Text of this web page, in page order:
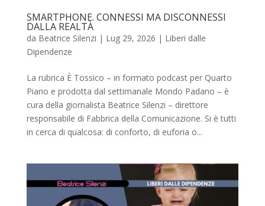
SMARTPHONE. CONNESSI MA DISCONNESSI
DALLA REALTÀ
da Beatrice Silenzi | Lug 29, 2026 | Liberi dalle
Dipendenze
La rubrica È Tossico – in formato podcast per Quarto
Piano e prodotta dal settimanale Mondo Padano – è
cura della giornalista Beatrice Silenzi – direttore
responsabile di Fabbrica della Comunicazione. Si è tutti
in cerca di qualcosa: di conforto, di euforia o...